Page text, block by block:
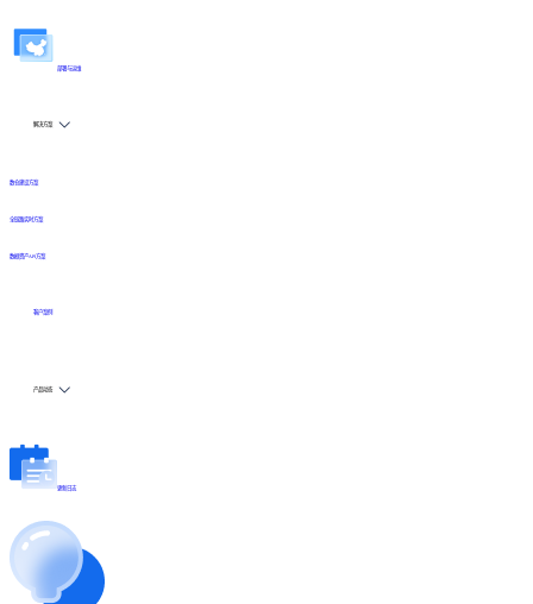
部署与运维
解决方案
数仓建设方案
全链路实时方案
数据资产API方案
客户案例
产品动态
更新日志